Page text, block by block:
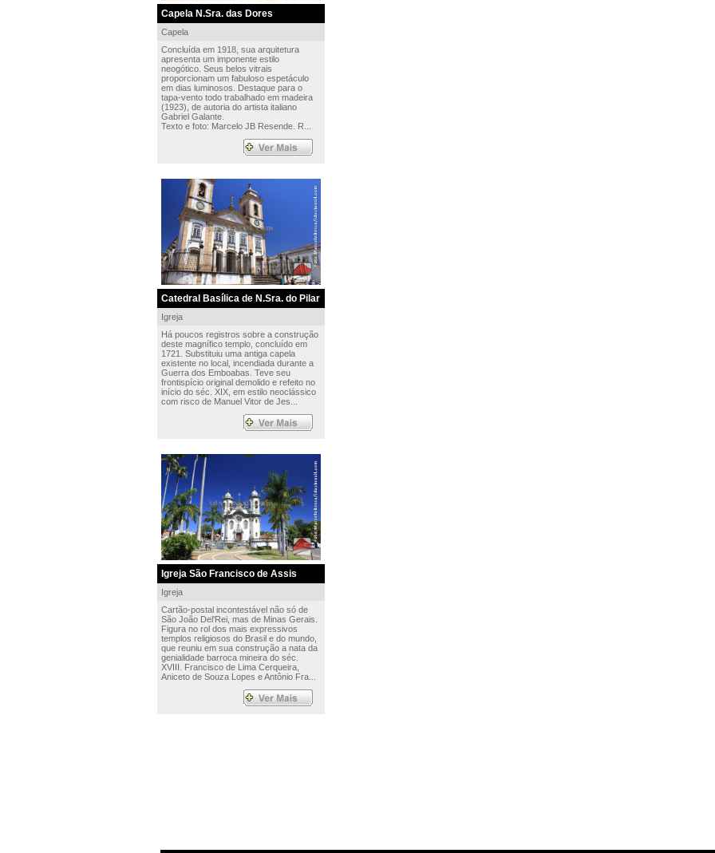
Capela N.Sra. das Dores
Capela
Concluída em 1918, sua arquitetura
apresenta um imponente estilo
neogótico. Seus belos vitrais
proporcionam um fabuloso espetáculo
em dias luminosos. Destaque para o
tapa-vento todo trabalhado em madeira
(1923), de autoria do artista italiano
Gabriel Galante.
Texto e foto: Marcelo JB Resende. R...
Catedral Basílica de N.Sra. do Pilar
Igreja
Há poucos registros sobre a construção
deste magnífico templo, concluído em
1721. Substituiu uma antiga capela
existente no local, incendiada durante a
Guerra dos Emboabas. Teve seu
frontispício original demolido e refeito no
início do séc. XIX, em estilo neoclássico
com risco de Manuel Vitor de Jes...
Igreja São Francisco de Assis
Igreja
Cartão-postal incontestável não só de
São João Del'Rei, mas de Minas Gerais.
Figura no rol dos mais expressivos
templos religiosos do Brasil e do mundo,
que reuniu em sua construção a nata da
genialidade barroca mineira do séc.
XVIII. Francisco de Lima Cerqueira,
Aniceto de Souza Lopes e Antônio Fra...